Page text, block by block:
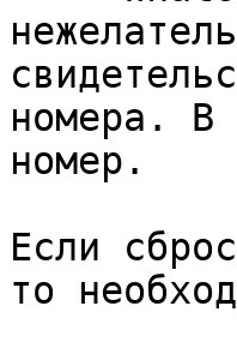
номера. В
номер.
Если
то